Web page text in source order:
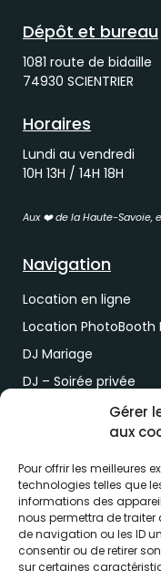
Gérer
aux
Pour offrir les meilleures
technologies telles que
informations des
nous permettra de
de navigation ou les ID
consentir ou de retirer
sur certaines
Dépôt et bureau
1081 route de bidaille
74930 SCIENTRIER
Horaires
Lundi au vendredi
10H 13H / 14H 18H
Aux ❤️ de la Haute-Savoie,
Navigation
Location en ligne
Location PhotoBooth
DJ Mariage
DJ – Soirée privée
DJ Soirée d’entreprise
Demande de devis
Paiement & RDV
Lien de paiement
RDV drive location